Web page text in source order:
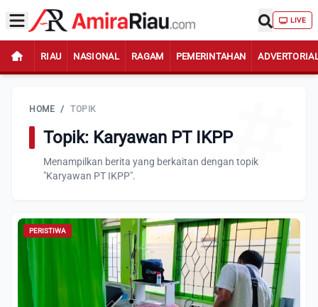
LIVE
RIAU NASIONAL RAGAM PEMERINTAHAN
HOME / TOPIK
Topik: Karyawan PT IKPP
Menampilkan berita yang berkaitan dengan topik
"Karyawan PT IKPP".
PERISTIWA